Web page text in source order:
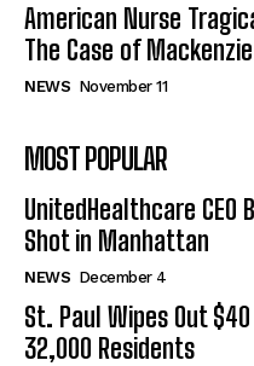
American Nurse
The Case of
NEWS November 11
MOST POPULAR
UnitedHealthcare CEO
Shot in Manhattan
NEWS December 4
St. Paul Wipes Out
32,000 Residents